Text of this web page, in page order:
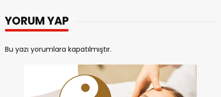
YORUM YAP
Bu yazı yorumlara kapatılmıştır.